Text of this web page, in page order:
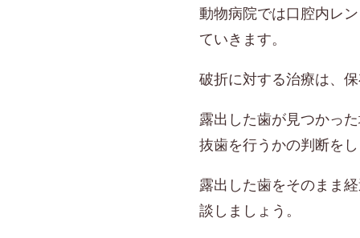
動物病院では口腔内レ
ていきます。
破折に対する治療は、
露出した歯が見つかっ
抜歯を行うかの判断を
露出した歯をそのまま
談しましょう。